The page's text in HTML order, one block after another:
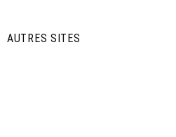
AUTRES SITES